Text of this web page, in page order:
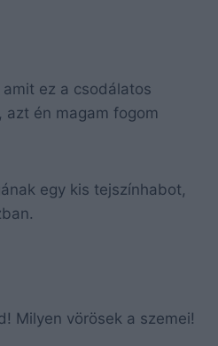
ez a csodálatos
azt én magam fogom
egy kis tejszínhabot,
Milyen vörösek a szemei!